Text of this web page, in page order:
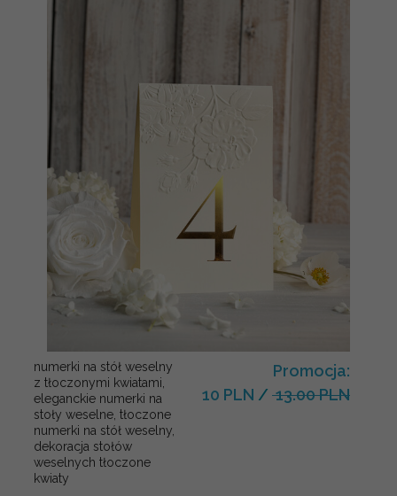
numerki na stół weselny
z tłoczonymi kwiatami,
eleganckie numerki na
stoły weselne, tłoczone
numerki na stół weselny,
dekoracja stołów
weselnych tłoczone
kwiaty
Promocja:
10 PLN / 13.00 PLN